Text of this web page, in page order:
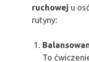
ruchowej u
rutyny:
To